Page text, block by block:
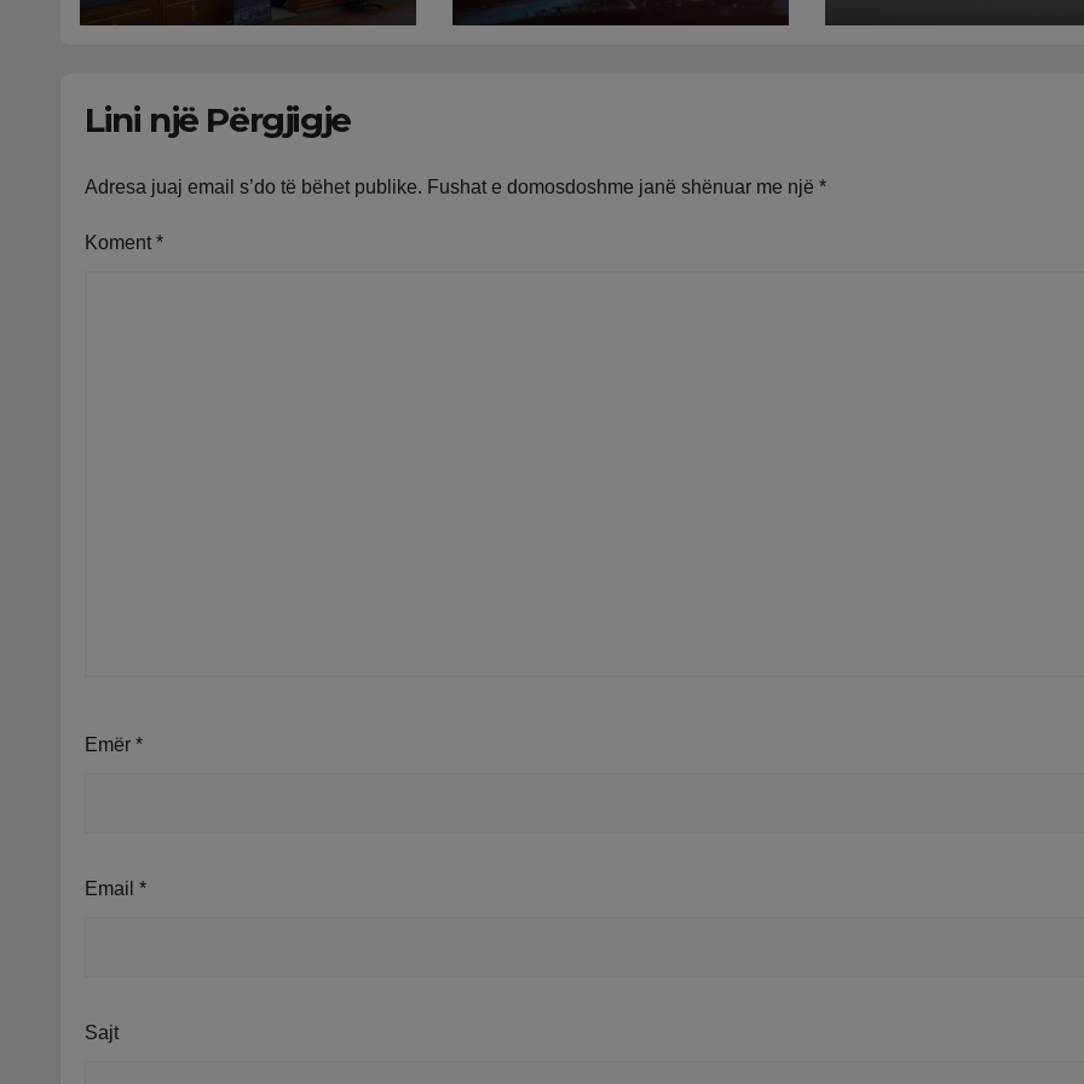
për Vjosa Osmanin,
rruga për
Lini një Përgjigje
Adresa juaj email s’do të bëhet publike. Fushat e domosdoshme janë shënuar me një *
Koment *
Emër *
Email *
Sajt